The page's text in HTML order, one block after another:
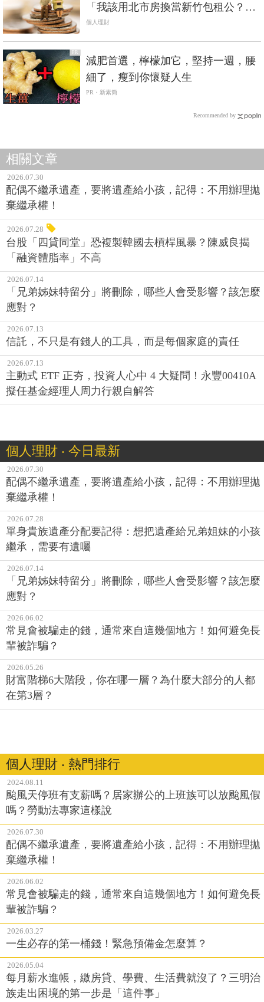
「我該用北市房換當新竹包租公？還
是改買定存股？」
個人理財
PR
減肥首選，檸檬加它，堅持一週，腰
細了，瘦到你懷疑人生
PR・新素簡
Recommended by
相關文章
2026.07.30
配偶不繼承遺產，要將遺產給小孩，記得：不用辦理拋
棄繼承權！
2026.07.28
台股「四貸同堂」恐複製韓國去槓桿風暴？陳威良揭
「融資體脂率」不高
2026.07.14
「兄弟姊妹特留分」將刪除，哪些人會受影響？該怎麼
應對？
2026.07.13
信託，不只是有錢人的工具，而是每個家庭的責任
2026.07.13
主動式 ETF 正夯，投資人心中 4 大疑問！永豐00410A
擬任基金經理人周力行親自解答
個人理財 ‧ 今日最新
2026.07.30
配偶不繼承遺產，要將遺產給小孩，記得：不用辦理拋
棄繼承權！
2026.07.28
單身貴族遺產分配要記得：想把遺產給兄弟姐妹的小孩
繼承，需要有遺囑
2026.07.14
「兄弟姊妹特留分」將刪除，哪些人會受影響？該怎麼
應對？
2026.06.02
常見會被騙走的錢，通常來自這幾個地方！如何避免長
輩被詐騙？
2026.05.26
財富階梯6大階段，你在哪一層？為什麼大部分的人都
在第3層？
個人理財 ‧ 熱門排行
2024.08.11
颱風天停班有支薪嗎？居家辦公的上班族可以放颱風假
嗎？勞動法專家這樣說
2026.07.30
配偶不繼承遺產，要將遺產給小孩，記得：不用辦理拋
棄繼承權！
2026.06.02
常見會被騙走的錢，通常來自這幾個地方！如何避免長
輩被詐騙？
2026.03.27
一生必存的第一桶錢！緊急預備金怎麼算？
2026.05.04
每月薪水進帳，繳房貸、學費、生活費就沒了？三明治
族走出困境的第一步是「這件事」